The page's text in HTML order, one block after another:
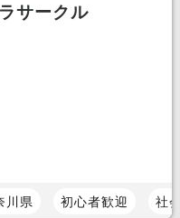
サークル
川県 初心者歓迎 社